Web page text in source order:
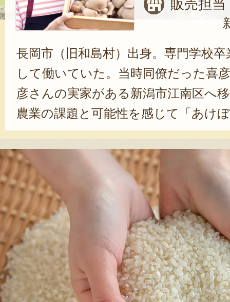
販売担
長岡市（旧和島村）出身。専門学校
して働いていた。当時同僚だった喜
彦さんの実家がある新潟市江南区へ
農業の課題と可能性を感じて「あけ
社。現在では、主に販売や商品企画
売所に農産物を出品する際は、積極
い、消費者の方と直接ふれあえる機
う。「お客さんとのコミュニケーシ
います。お客さんから『美味しかっ
だけるのが、何よりも嬉しいですね
笑顔を浮かべる。